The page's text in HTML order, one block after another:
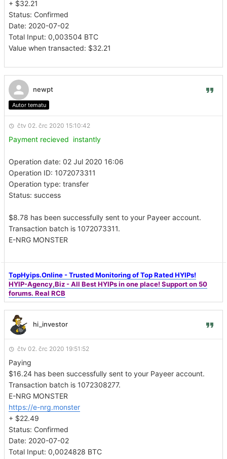
+ $32.21
Status: Confirmed
Date: 2020-07-02
Total Input: 0,003504 BTC
Value when transacted: $32.21
newpt
Autor tematu
čtv 02. črc 2020 15:10:42
Payment recieved instantly
Operation date: 02 Jul 2020 16:06
Operation ID: 1072073311
Operation type: transfer
Status: success
$8.78 has been successfully sent to your Payeer account.
Transaction batch is 1072073311.
E-NRG MONSTER
TopHyips.Online - Trusted Monitoring of Top Rated HYIPs!
HYIP-Agency,Biz - All Best HYIPs in one place! Support on 50
forums. Real RCB
hi_investor
čtv 02. črc 2020 19:51:52
Paying
$16.24 has been successfully sent to your Payeer account.
Transaction batch is 1072308277.
E-NRG MONSTER
https://e-nrg.monster
+ $22.49
Status: Confirmed
Date: 2020-07-02
Total Input: 0,0024828 BTC